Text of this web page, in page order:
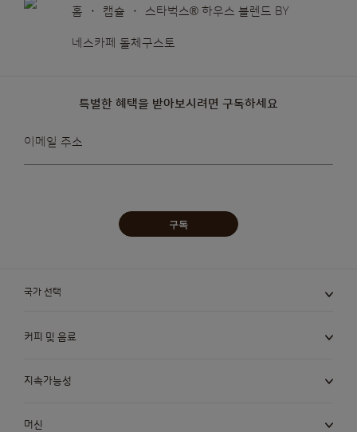
홈 캡슐 스타벅스® 하우스 블렌드 BY
네스카페 돌체구스토
특별한 혜택을 받아보시려면 구독하세요
뉴스레터를
받아보겠습니다:
이메일 주소
구독
국가 선택
커피 및 음료
지속가능성
머신